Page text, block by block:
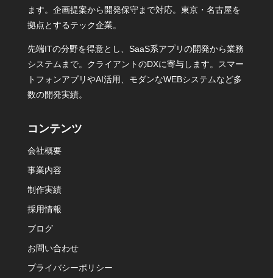
ます。企画提案から開発保守まで対応。東京・名古屋を
拠点とするテック企業。
先端ITの分野を得意とし、SaaS系アプリの開発から業務
システムまで。クライアントのDXに寄与します。スマー
トフォンアプリやAI活用、モダンなWEBシステムなど多
数の開発実績。
コンテンツ
会社概要
事業内容
制作実績
採用情報
ブログ
お問い合わせ
プライバシーポリシー